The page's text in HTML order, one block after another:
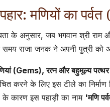
मणियों का
के अनुसार, जब भगवान श्री राम
समय राजा जनक ने अपनी पुत्री को
(Gems), रत्न और बहुमूल्य पत्थर
करने के लिए इस टीले का निर्माण
के कारण इस पहाड़ी का नाम 'मणि